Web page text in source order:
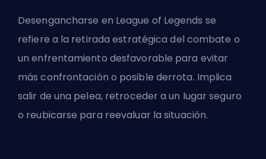
Desengancharse en League of Legends se
refiere a la retirada estratégica del combate o
un enfrentamiento desfavorable para evitar
más confrontación o posible derrota. Implica
salir de una pelea, retroceder a un lugar seguro
o reubicarse para reevaluar la situación.